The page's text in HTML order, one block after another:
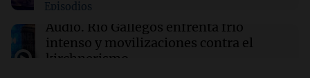
la Ley de Inviolabilidad de la Propiedad
Privada
Episodios
Audio. Río Gallegos enfrenta frío
intenso y movilizaciones contra el
kirchnerismo